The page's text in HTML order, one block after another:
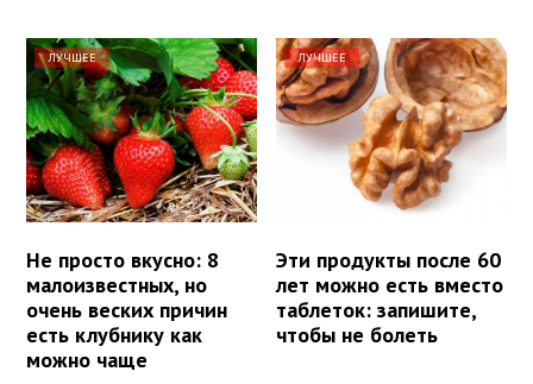
ЛУЧШЕЕ
Не просто вкусно: 8
малоизвестных, но
очень веских причин
есть клубнику как
можно чаще
ЛУЧШЕЕ
Эти продукты после 60
лет можно есть вместо
таблеток: запишите,
чтобы не болеть